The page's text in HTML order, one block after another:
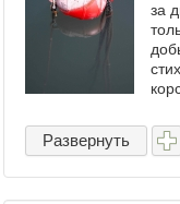
за
Развернуть